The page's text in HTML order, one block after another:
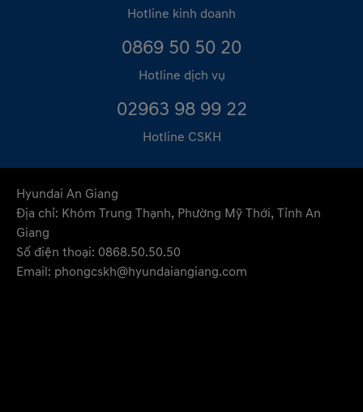
Hotline kinh doanh
0869 50 50 20
Hotline dịch vụ
02963 98 99 22
Hotline CSKH
Hyundai An Giang
Địa chỉ: Khóm Trung Thạnh, Phường Mỹ Thới, Tỉnh An
Giang
Số điện thoại: 0868.50.50.50
Email: phongcskh@hyundaiangiang.com